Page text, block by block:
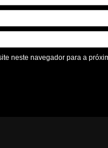
neste navegador para a